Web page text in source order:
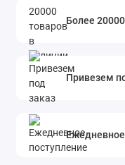
Более
Привезем
Ежедневное